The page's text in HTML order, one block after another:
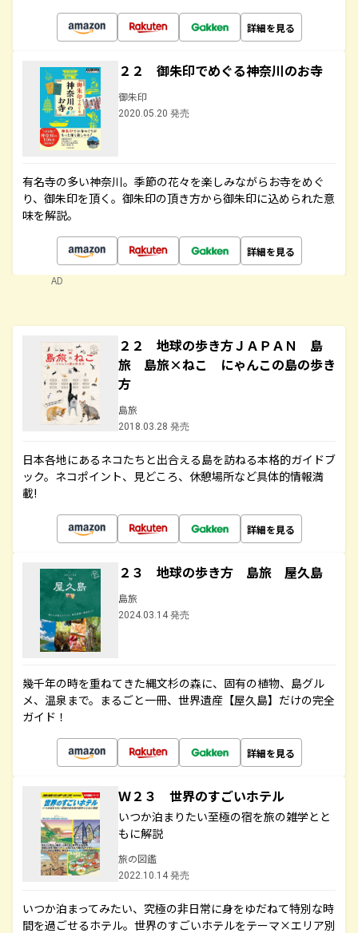
詳細を見る
２２ 御朱印でめぐる神奈川のお寺
御朱印
2020.05.20 発売
有名寺の多い神奈川。季節の花々を楽しみながらお寺をめぐ
り、御朱印を頂く。御朱印の頂き方から御朱印に込められた意
味を解説。
詳細を見る
AD
２２ 地球の歩き方ＪＡＰＡＮ 島
旅 島旅×ねこ にゃんこの島の歩き
方
島旅
2018.03.28 発売
日本各地にあるネコたちと出合える島を訪ねる本格的ガイドブ
ック。ネコポイント、見どころ、休憩場所など具体的情報満
載!
詳細を見る
２３ 地球の歩き方 島旅 屋久島
島旅
2024.03.14 発売
幾千年の時を重ねてきた縄文杉の森に、固有の植物、島グル
メ、温泉まで。まるごと一冊、世界遺産【屋久島】だけの完全
ガイド！
詳細を見る
Ｗ２３ 世界のすごいホテル
いつか泊まりたい至極の宿を旅の雑学とと
もに解説
旅の図鑑
2022.10.14 発売
いつか泊まってみたい、究極の非日常に身をゆだねて特別な時
間を過ごせるホテル。世界のすごいホテルをテーマ×エリア別